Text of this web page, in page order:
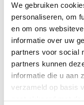
We gebruiken
personaliseren, om
en om ons
informatie over uw
partners voor social
partners kunnen
informatie die u aan
verzameld op basis
Wilt u op de hoogte
laatste
wekelijkse
Bij inschrijving gaat u